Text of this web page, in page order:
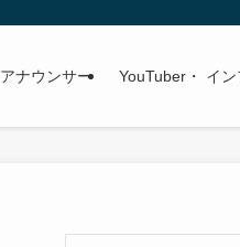
アナウンサー YouTuber・ イ